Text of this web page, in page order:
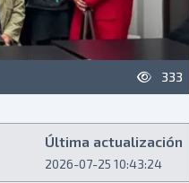
333
Última actualización
2026-07-25 10:43:24